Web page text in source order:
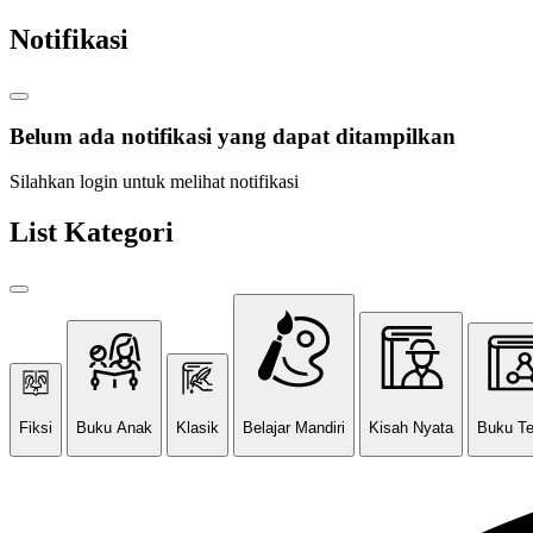
Notifikasi
Belum ada notifikasi yang dapat ditampilkan
Silahkan login untuk melihat notifikasi
List Kategori
Fiksi Buku Anak Klasik Belajar Mandiri Kisah Nyata Buku